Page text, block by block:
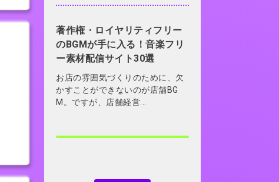
著作権・ロイヤリティフリー
のBGMが手に入る！音楽フリ
ー素材配信サイト30選
お店の雰囲気づくりのために、欠
かすことができないのが店舗BG
M。ですが、店舗経営...